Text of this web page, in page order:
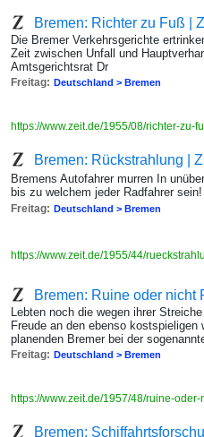
Bremen: Richter zu Fuß |
Die Bremer Verkehrsgerichte
Zeit zwischen Unfall und
Amtsgerichtsrat Dr
Freitag: Deutschland > Bremen
https://www.zeit.de/1955/08/richter-zu-
Bremen: Rückstrahlung |
Bremens Autofahrer murren In
bis zu welchem jeder Radfahrer
Freitag: Deutschland > Bremen
https://www.zeit.de/1955/44/
Bremen: Ruine oder nicht
Lebten noch die wegen ihrer
Freude an den ebenso
planenden Bremer bei der
Freitag: Deutschland > Bremen
https://www.zeit.de/1957/48/ruine-oder-
Bremen: